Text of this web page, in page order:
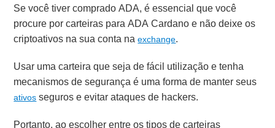
Se você tiver comprado ADA, é essencial que você
procure por carteiras para ADA Cardano e não deixe os
criptoativos na sua conta naexchange.
Usar uma carteira que seja de fácil utilização e tenha
mecanismos de segurança é uma forma de manter seus
ativos seguros e evitar ataques de hackers.
Portanto, ao escolher entre os tipos de carteiras